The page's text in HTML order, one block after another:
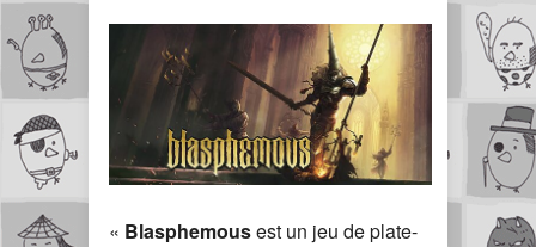
« Blasphemousest un jeu de plate-